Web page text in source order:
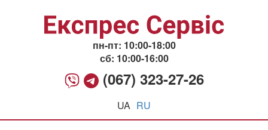
пн-пт: 10:00-18:00
сб: 10:00-16:00
(067) 323-27-26
UA RU